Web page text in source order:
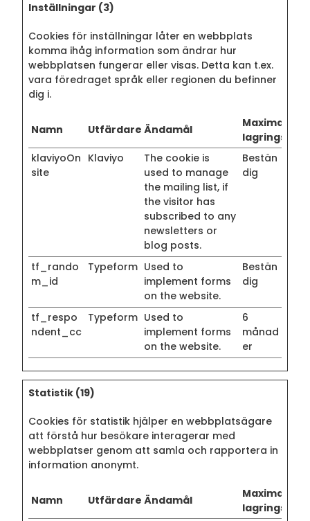
Inställningar (3)
Cookies för inställningar låter en webbplats
komma ihåg information som ändrar hur
webbplatsen fungerar eller visas. Detta kan t.ex.
vara föredraget språk eller regionen du befinner
dig i.
Namn Utfärdare Ändamål
Maximal
lagringstid
klaviyoOn
site
Klaviyo
The cookie is
used to manage
the mailing list, if
the visitor has
subscribed to any
newsletters or
blog posts.
Bestän
dig
tf_rando
m_id
Typeform Used to
implement forms
on the website.
Bestän
dig
tf_respo
ndent_cc
Typeform Used to
implement forms
on the website.
6
månad
er
Statistik (19)
Cookies för statistik hjälper en webbplatsägare
att förstå hur besökare interagerar med
webbplatser genom att samla och rapportera in
information anonymt.
Namn Utfärdare Ändamål
Maximal
lagringstid